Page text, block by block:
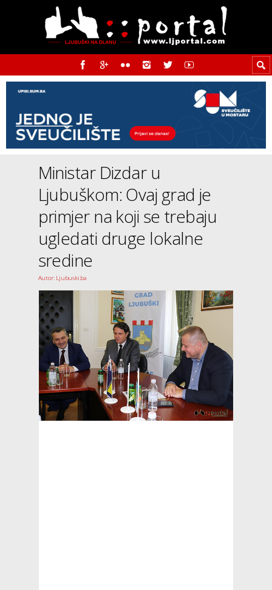
Ministar Dizdar u
Ljubuškom: Ovaj grad je
primjer na koji se trebaju
ugledati druge lokalne
sredine
Autor: Ljubuski.ba